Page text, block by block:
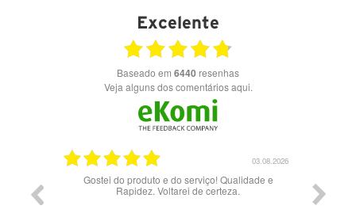
Excelente
Baseado em 6440 resenhas
Veja alguns dos comentários aqui.
28.07.2026
Bons óculos.